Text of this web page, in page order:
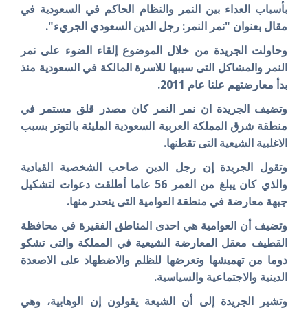
بأسباب العداء بين النمر والنظام الحاكم في السعودية في
مقال بعنوان "نمر النمر: رجل الدين السعودي الجريء".
وحاولت الجريدة من خلال الموضوع إلقاء الضوء على نمر
النمر والمشاكل التى سببها للاسرة المالكة في السعودية منذ
بدأ معارضتهم علنا عام 2011.
وتضيف الجريدة ان نمر النمر كان مصدر قلق مستمر في
منطقة شرق المملكة العربية السعودية المليئة بالتوتر بسبب
الاغلبية الشيعية التى تقطنها.
وتقول الجريدة إن رجل الدين صاحب الشخصية القيادية
والذي كان يبلغ من العمر 56 عاما أطلقت دعوات لتشكيل
جبهة معارضة في منطقة العوامية التى ينحدر منها.
وتضيف أن العوامية هي احدى المناطق الفقيرة في محافظة
القطيف معقل المعارضة الشيعية في المملكة والتى تشكو
دوما من تهميشها وتعرضها للظلم والاضطهاد على الاصعدة
الدينية والاجتماعية والسياسية.
وتشير الجريدة إلى أن الشيعة يقولون إن الوهابية، وهي